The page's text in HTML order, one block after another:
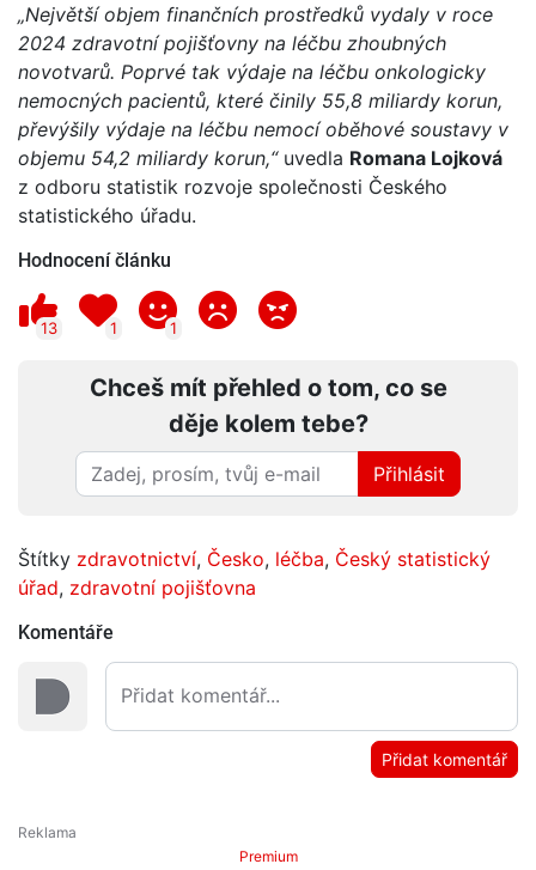
„Největší objem finančních prostředků vydaly v roce
2024 zdravotní pojišťovny na léčbu zhoubných
novotvarů. Poprvé tak výdaje na léčbu onkologicky
nemocných pacientů, které činily 55,8 miliardy korun,
převýšily výdaje na léčbu nemocí oběhové soustavy v
objemu 54,2 miliardy korun,“ uvedla Romana Lojková
z odboru statistik rozvoje společnosti Českého
statistického úřadu.
Hodnocení článku
13 1 1
Chceš mít přehled o tom, co se
děje kolem tebe?
Přihlásit
Štítky zdravotnictví, Česko, léčba, Český statistický
úřad, zdravotní pojišťovna
Komentáře
Přidat komentář
Premium